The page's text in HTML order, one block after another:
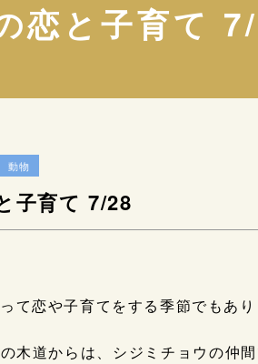
恋と子育て
動物
子育て 7/28
て恋や子育てをする季節でもあ
木道からは、シジミチョウの仲